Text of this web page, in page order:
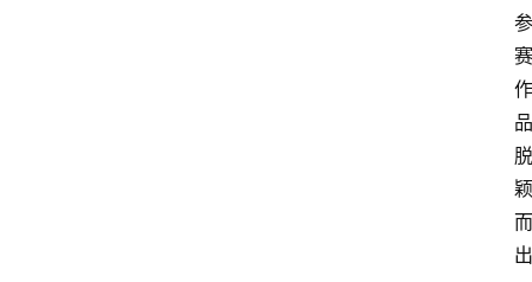
参
赛
作
品
脱
颖
而
出